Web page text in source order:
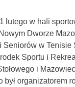
lutego w hali
Dworze
w Tenisie
Sportu i
i
był organizatorem